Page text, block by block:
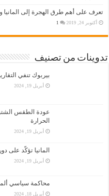
تعرف على أهم طرق الهجرة إلى المانيا
أكتوبر 24, 2019 1
تدوينات من تصنيف
بيربوك تنفي
أبريل 19, 2024
عودة الطقس
الحرارة
أبريل 19, 2024
المانيا تؤكّد
أبريل 19, 2024
محاكمة سياسي
أبريل 18, 2024